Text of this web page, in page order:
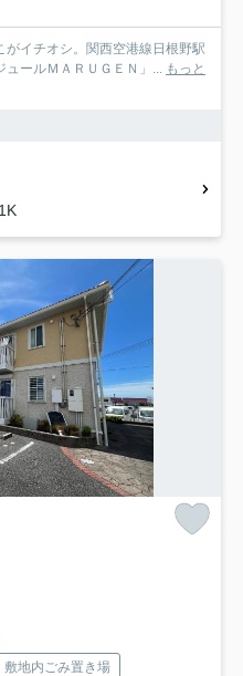
がイチオシ。関西空港線日根野駅
ールＭＡＲＵＧＥＮ」...
もっと
敷地内ごみ置き場